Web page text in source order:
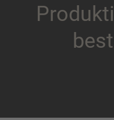
Produkti
best